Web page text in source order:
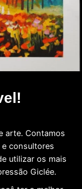
arte. Contamos
consultores
utilizar os mais
Giclée.